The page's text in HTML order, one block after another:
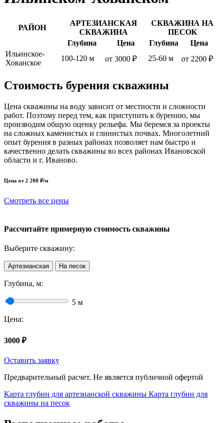
РАЙОН
АРТЕЗИАНСКАЯ
СКВАЖИНА
СКВАЖИНА НА
ПЕСОК
Глубина
Цена Глубина
Цена
Ильинское-
Хованское
100-120 м от 3000 ₽ 25-60 м от 2200 ₽
Стоимость бурения скважины
Цена скважины на воду зависит от местности и сложности
работ. Поэтому перед тем, как приступить к бурению, мы
производим общую оценку рельефа. Мы беремся за проекты
на сложных каменистых и глинистых почвах. Многолетний
опыт бурения в разных районах позволяет нам быстро и
качественно делать скважины во всех районах Ивановской
области и г. Иваново.
Цена от 2 200 ₽/м
Смотреть все цены
Рассчитайте примерную стоимость скважины
Выберите скважину:
Артезианская На песок
Глубина, м:
5 м
Цена:
3000 ₽
Оставить заявку
Предварительный расчет. Не является публичной офертой
Карта глубин для артезианской скважины Карта глубин для
скважины на песок